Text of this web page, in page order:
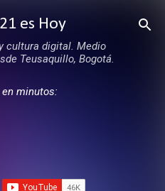
principal
es Hoy
cultura digital. Medio
Teusaquillo, Bogotá.
minutos: